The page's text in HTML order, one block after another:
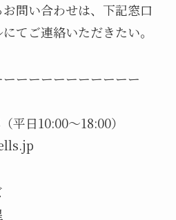
問い合わせは、下記窓口
てご連絡いただきたい。
ーーーーーーーーーー
平日10:00～18:00）